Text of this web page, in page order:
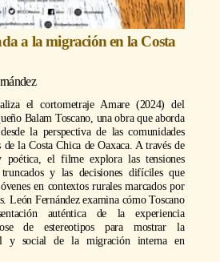
a la migración en la Costa
el cortometraje Amare (2024) del
Balam Toscano, una obra que aborda
la perspectiva de las comunidades
de la Costa Chica de Oaxaca. A través de
el filme explora las tensiones
y las decisiones difíciles que
en contextos rurales marcados por
León Fernández examina cómo Toscano
auténtica de la experiencia
de estereotipos para mostrar la
y social de la migración interna en